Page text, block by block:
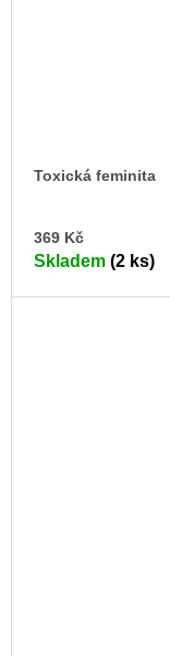
Toxická feminita
369 Kč
Skladem (2 ks)